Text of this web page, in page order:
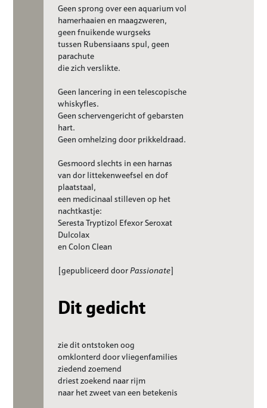
Geen sprong over een aquarium vol
hamerhaaien en maagzweren,
geen fnuikende wurgseks
tussen Rubensiaans spul, geen
parachute
die zich verslikte.
Geen lancering in een telescopische
whiskyfles.
Geen schervengericht of gebarsten
hart.
Geen omhelzing door prikkeldraad.
Gesmoord slechts in een harnas
van dor littekenweefsel en dof
plaatstaal,
een medicinaal stilleven op het
nachtkastje:
Seresta Tryptizol Efexor Seroxat
Dulcolax
en Colon Clean
[gepubliceerd doorPassionate]
Dit gedicht
zie dit ontstoken oog
omklonterd door vliegenfamilies
ziedend zoemend
driest zoekend naar rijm
naar het zweet van een betekenis